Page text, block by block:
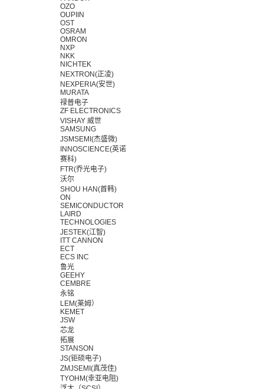
OZO
OUPIIN
OST
OSRAM
OMRON
NXP
NKK
NICHTEK
NEXTRON(正凌)
NEXPERIA(安世)
MURATA
禄普电子
ZF ELECTRONICS
VISHAY 威世
SAMSUNG
JSMSEMI(杰盛微)
INNOSCIENCE(英诺
赛科)
FTR(乔光电子)
沃尔
SHOU HAN(首韩)
ON
SEMICONDUCTOR
LAIRD
TECHNOLOGIES
JESTEK(江智)
ITT CANNON
ECT
ECS INC
鲁光
GEEHY
CEMBRE
永铭
LEM(莱姆）
KEMET
JSW
芯龙
拓展
STANSON
JS(钜硕电子)
ZMJSEMI(真茂佳)
TYOHM(幸亚电阻)